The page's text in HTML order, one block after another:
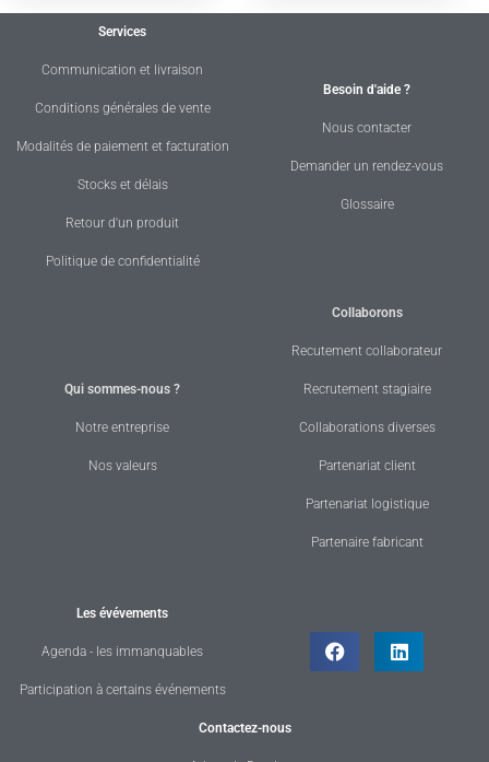
Services
Communication et livraison
Conditions générales de vente
Modalités de paiement et facturation
Stocks et délais
Retour d'un produit
Politique de confidentialité
Besoin d'aide ?
Nous contacter
Demander un rendez-vous
Glossaire
Qui sommes-nous ?
Notre entreprise
Nos valeurs
Collaborons
Recutement collaborateur
Recrutement stagiaire
Collaborations diverses
Partenariat client
Partenariat logistique
Partenaire fabricant
Les évévements
Agenda - les immanquables
Participation à certains événements
Contactez-nous